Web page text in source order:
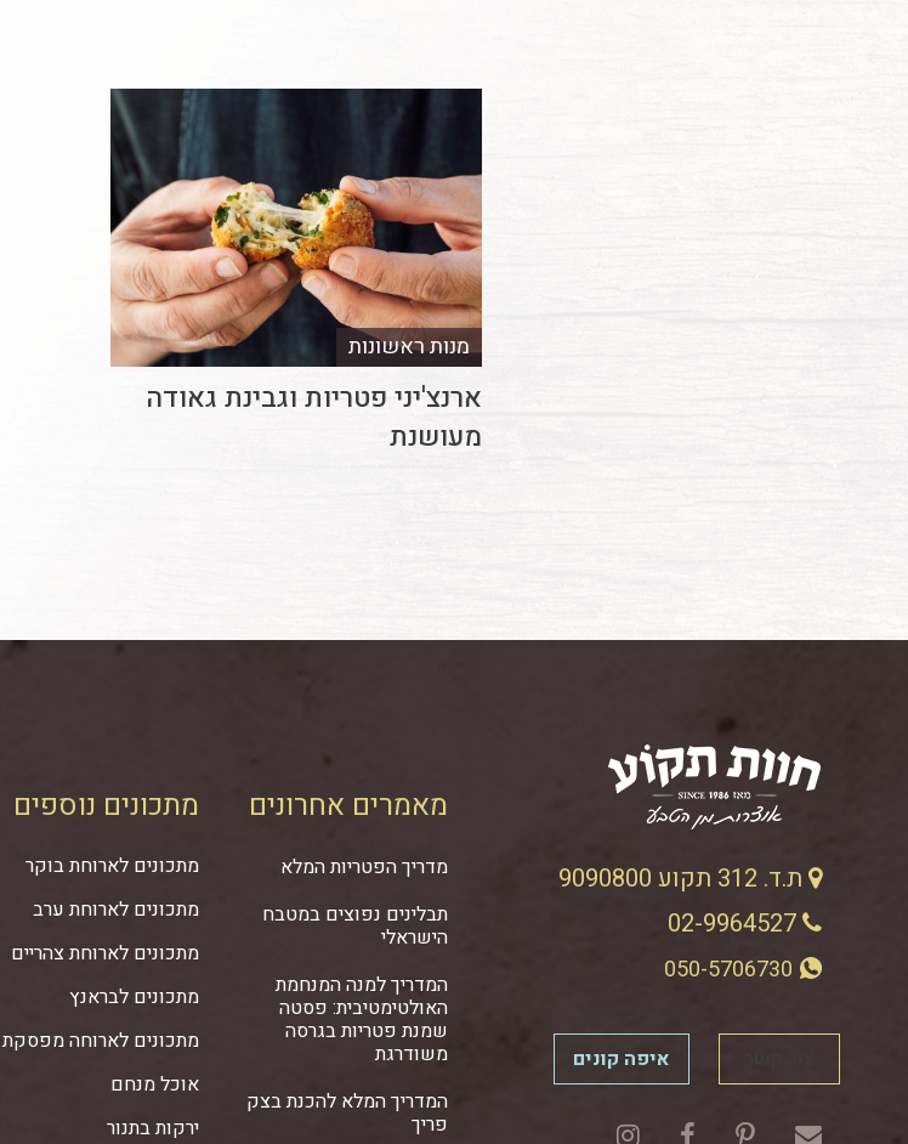
מנות ראשונות
ארנצ'יני פטריות וגבינת גאודה
מעושנת
ת.ד. 312 תקוע 9090800
איפה קונים
מאמרים אחרונים
מדריך הפטריות המלא
תבלינים נפוצים במטבח
הישראלי
המדריך למנה המנחמת
האולטימטיבית: פסטה
שמנת פטריות בגרסה
משודרגת
המדריך המלא להכנת בצק
פריך
מתכונים נוספים
מתכונים לארוחת בוקר
מתכונים לארוחת ערב
מתכונים לארוחת צהריים
מתכונים לבראנץ
מתכונים לארוחה מפסקת
אוכל מנחם
ירקות בתנור